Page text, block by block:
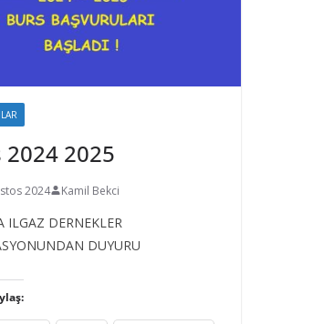
2024 2025
2024 Kamil Bekci
ILGAZ DERNEKLER
DUYURU